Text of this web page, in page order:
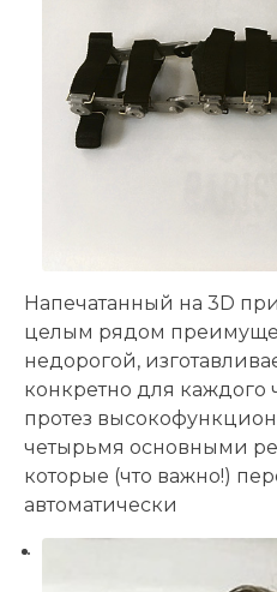
Напечатанный на 3D
целым рядом
недорогой,
конкретно для каждого
протез
четырьмя основными
которые (что важно!)
автоматически